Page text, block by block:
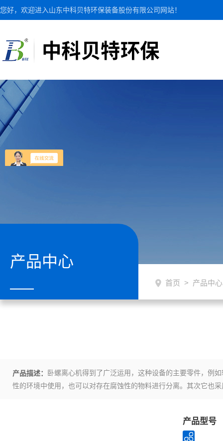
您好，欢迎进入山东中科贝特环保装备股份有限公司网站！
产品中心
首页 > 产品中心
产品描述：
卧螺离心机得到了广泛运用，这种设备的主要零件，例
性的环境中使用，也可以对存在腐蚀性的物料进行分离。其次它也
产品型号